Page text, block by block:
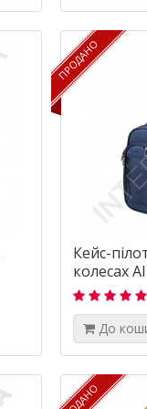
ПРОДАНО
ПРОДАНО
Кейс-
колесах
До